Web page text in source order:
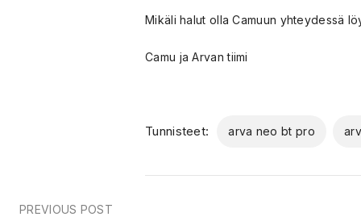
Mikäli halut olla Camuun yhteydessä
Camu ja Arvan tiimi
Tunnisteet: arva neo bt pro
PREVIOUS POST